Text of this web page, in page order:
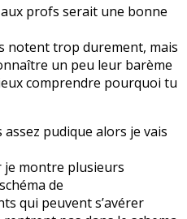
profs serait une bonne
notent trop durement, mais
un peu leur barème
comprendre pourquoi tu
pudique alors je vais
je montre plusieurs
de
qui peuvent s’avérer